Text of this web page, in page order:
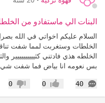
البنات الي ماستفادو من
السلام عليكم اخواتي في الله
الخلطات وستغربت لمما شفت
الخلطه هذي فادتني
بس نعومه انا بياض فما شفت
40
التعليقات إعجاب0 عدم إعجاب
0